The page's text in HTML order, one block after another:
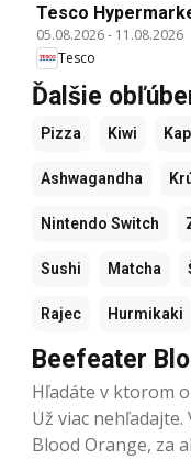
Tesco
05.08.2026- 11.08.2026
Tesco
Ďalšie
Pizza Kiwi
Ashwagandha
Nintendo Switch
Sushi Matcha
Rajec Hurmikaki
Beefeater
Hľadáte v ktorom
Už viac
Blood Orange, za